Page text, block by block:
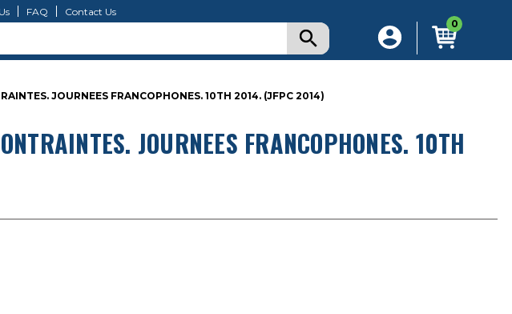
FAQ Contact Us
0
JOURNEES FRANCOPHONES. 10TH 2014. (JFPC 2014)
JOURNEES FRANCOPHONES. 10TH